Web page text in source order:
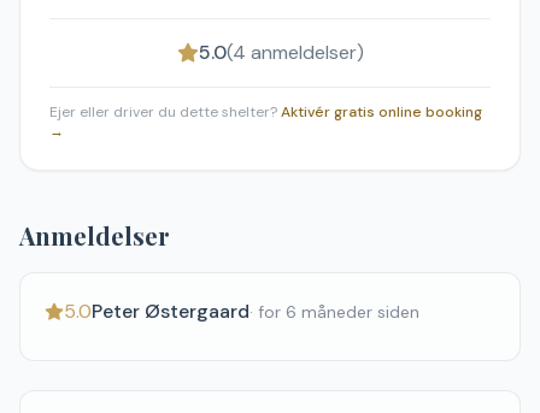
5.0(4 anmeldelser)
Ejer eller driver du dette shelter?Aktivér gratis online booking
→
Anmeldelser
5.0Peter Østergaard· for 6 måneder siden